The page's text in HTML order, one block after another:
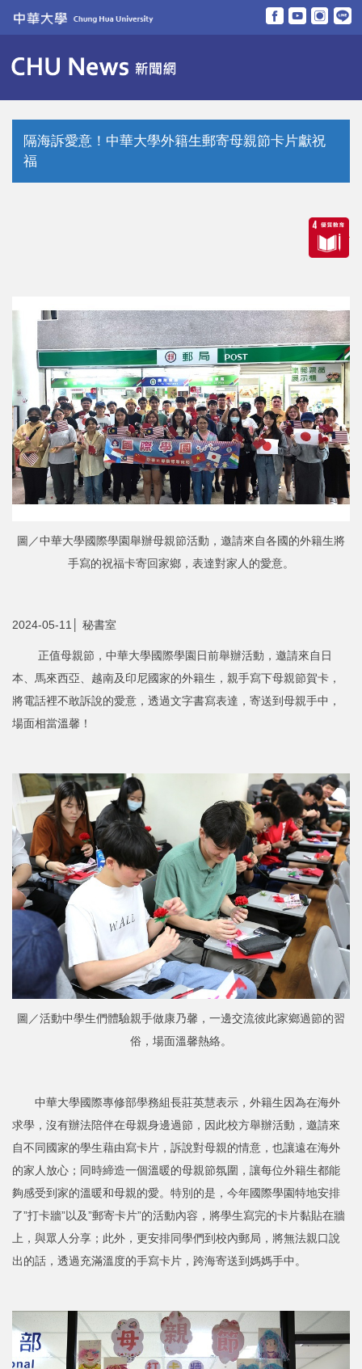
跳
要
內
隔海訴愛意！中華大學外籍生郵寄母親節卡片獻祝
福
圖／中華大學國際學園舉辦母親節活動，邀請來自各國的外籍生將
手寫的祝福卡寄回家鄉，表達對家人的愛意。
2024-05-11│ 秘書室
正值母親節，中華大學國際學園日前舉辦活動，邀請來自日
本、馬來西亞、越南及印尼國家的外籍生，親手寫下母親節賀卡，
將電話裡不敢訴說的愛意，透過文字書寫表達，寄送到母親手中，
場面相當溫馨！
圖／活動中學生們體驗親手做康乃馨，一邊交流彼此家鄉過節的習
俗，場面溫馨熱絡。
中華大學國際專修部學務組長莊英慧表示，外籍生因為在海外
求學，沒有辦法陪伴在母親身邊過節，因此校方舉辦活動，邀請來
自不同國家的學生藉由寫卡片，訴說對母親的情意，也讓遠在海外
的家人放心；同時締造一個溫暖的母親節氛圍，讓每位外籍生都能
夠感受到家的溫暖和母親的愛。特別的是，今年國際學園特地安排
了”打卡牆”以及”郵寄卡片”的活動內容，將學生寫完的卡片黏貼在牆
上，與眾人分享；此外，更安排同學們到校內郵局，將無法親口說
出的話，透過充滿溫度的手寫卡片，跨海寄送到媽媽手中。